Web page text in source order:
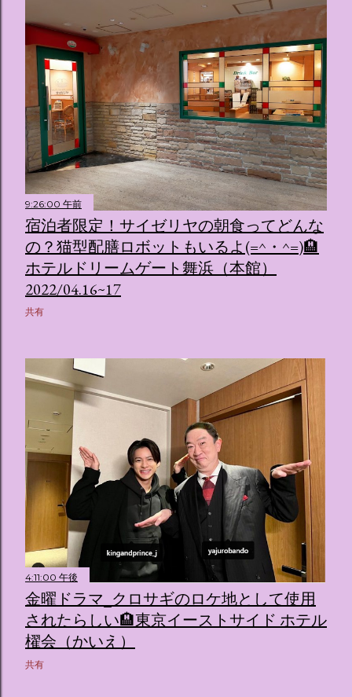
9:26:00 午前
宿泊者限定！サイゼリヤの朝食ってどんな
の？猫型配膳ロボットもいるよ(=^・^=)🏨
ホテルドリームゲート舞浜（本館）
2022/04.16~17
共有
4:11:00 午後
金曜ドラマ_クロサギのロケ地として使用
されたらしい🏨東京イーストサイド ホテル
櫂会（かいえ）
共有